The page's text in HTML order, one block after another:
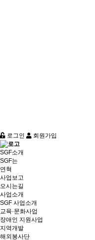
로그인 회원가입
SGF소개
SGF는
연혁
사업보고
오시는길
사업소개
SGF 사업소개
교육·문화사업
장애인 지원사업
지역개발
해외봉사단